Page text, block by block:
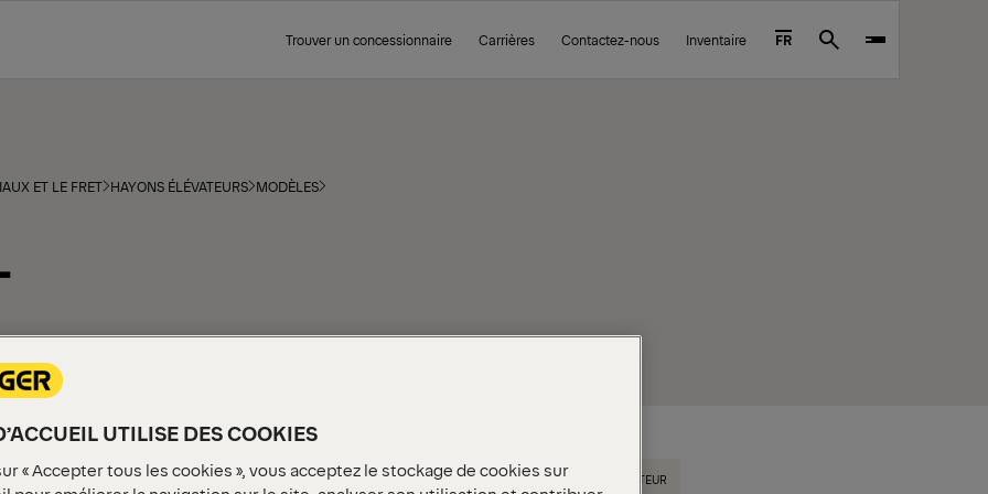
Trouver un concessionnaire Carrières Contactez-nous Inventaire FR Search
ET LE FRET HAYONS ÉLÉVATEURS MODÈLES
HAYON ÉLÉVATEUR
UTILISE DES COOKIES
« Accepter tous les cookies », vous acceptez le stockage de cookies sur